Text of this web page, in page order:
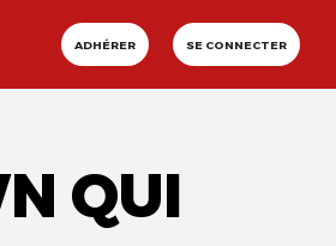
ADHÉRER SE CONNECTER
QUI